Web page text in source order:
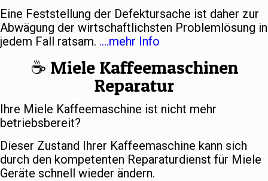
Eine Feststellung der Defektursache ist daher zur
Abwägung der wirtschaftlichsten Problemlösung in
jedem Fall ratsam. ….mehr Info
☕️ Miele Kaffeemaschinen
Reparatur
Ihre Miele Kaffeemaschine ist nicht mehr
betriebsbereit?
Dieser Zustand Ihrer Kaffeemaschine kann sich
durch den kompetenten Reparaturdienst für Miele
Geräte schnell wieder ändern.